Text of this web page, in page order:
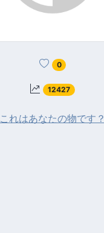
0
12427
これはあなたの物です？